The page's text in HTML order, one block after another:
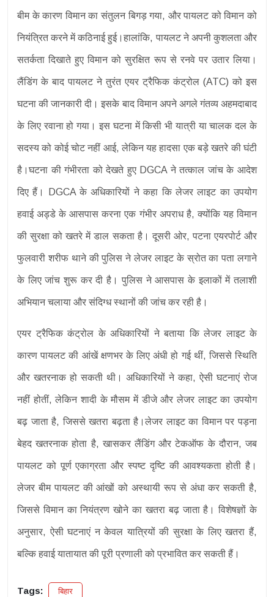
बीम के कारण विमान का संतुलन बिगड़ गया, और पायलट को विमान को
नियंत्रित करने में कठिनाई हुई।हालांकि, पायलट ने अपनी कुशलता और
सतर्कता दिखाते हुए विमान को सुरक्षित रूप से रनवे पर उतार लिया।
लैंडिंग के बाद पायलट ने तुरंत एयर ट्रैफिक कंट्रोल (ATC) को इस
घटना की जानकारी दी। इसके बाद विमान अपने अगले गंतव्य अहमदाबाद
के लिए रवाना हो गया। इस घटना में किसी भी यात्री या चालक दल के
सदस्य को कोई चोट नहीं आई, लेकिन यह हादसा एक बड़े खतरे की घंटी
है।घटना की गंभीरता को देखते हुए DGCA ने तत्काल जांच के आदेश
दिए हैं। DGCA के अधिकारियों ने कहा कि लेजर लाइट का उपयोग
हवाई अड्डे के आसपास करना एक गंभीर अपराध है, क्योंकि यह विमान
की सुरक्षा को खतरे में डाल सकता है। दूसरी ओर, पटना एयरपोर्ट और
फुलवारी शरीफ थाने की पुलिस ने लेजर लाइट के स्रोत का पता लगाने
के लिए जांच शुरू कर दी है। पुलिस ने आसपास के इलाकों में तलाशी
अभियान चलाया और संदिग्ध स्थानों की जांच कर रही है।
एयर ट्रैफिक कंट्रोल के अधिकारियों ने बताया कि लेजर लाइट के
कारण पायलट की आंखें क्षणभर के लिए अंधी हो गई थीं, जिससे स्थिति
और खतरनाक हो सकती थी। अधिकारियों ने कहा, ऐसी घटनाएं रोज
नहीं होतीं, लेकिन शादी के मौसम में डीजे और लेजर लाइट का उपयोग
बढ़ जाता है, जिससे खतरा बढ़ता है।लेजर लाइट का विमान पर पड़ना
बेहद खतरनाक होता है, खासकर लैंडिंग और टेकऑफ के दौरान, जब
पायलट को पूर्ण एकाग्रता और स्पष्ट दृष्टि की आवश्यकता होती है।
लेजर बीम पायलट की आंखों को अस्थायी रूप से अंधा कर सकती है,
जिससे विमान का नियंत्रण खोने का खतरा बढ़ जाता है। विशेषज्ञों के
अनुसार, ऐसी घटनाएं न केवल यात्रियों की सुरक्षा के लिए खतरा हैं,
बल्कि हवाई यातायात की पूरी प्रणाली को प्रभावित कर सकती हैं।
Tags: बिहार